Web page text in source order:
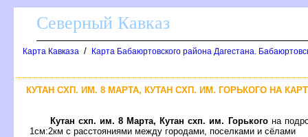
Северный Кавказ
Карта Кавказа / Карта Бабаюртовского района Дагестана.
КУТАН СХП. ИМ. 8 МАРТА, КУТАН СХП. ИМ. ГОРЬКОГО НА
Кутан схп. им. 8 Марта, Кутан схп. им. Горькогона
1см:2км с расстояниями между городами, поселками и сёлами